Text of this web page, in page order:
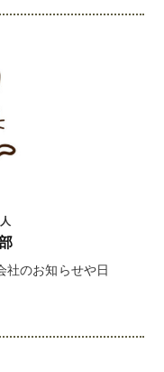
社のお知らせや日